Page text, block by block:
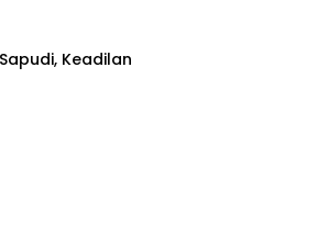
Keadilan